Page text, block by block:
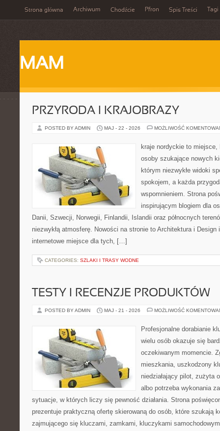
Strona główna Archiwum Chodźcie Pfron Spis Treści Tagi
MAM
PRZYRODA I KRAJOBRAZY
POSTED BY ADMIN MAJ - 22 - 2026 MOŻLIWOŚĆ
kraje nordyckie to
osoby szukające nowych
którym niezwykłe widoki
spokojem, a każda
wspomnieniem. Strona
inspirującym blogiem dla
Danii, Szwecji, Norwegii, Finlandii, Islandii oraz północnych
niezwykłą atmosferę. Nowości na stronie to Architektura i Design
internetowe miejsce dla tych, […]
CATEGORIES: SZLAKI I TRASY WODNE
TESTY I RECENZJE PRODUKTÓW
POSTED BY ADMIN MAJ - 21 - 2026 MOŻLIWOŚĆ
Profesjonalne dorabianie
wielu osób okazuje się
oczekiwanym momencie.
mieszkania, uszkodzony
niedziałający pilot, zużyta
albo potrzeba wykonania
sytuacje, w których liczy się pewność działania. Strona
prezentuje praktyczną ofertę skierowaną do osób, które szukają
zajmującego się kluczami, zamkami, kluczykami